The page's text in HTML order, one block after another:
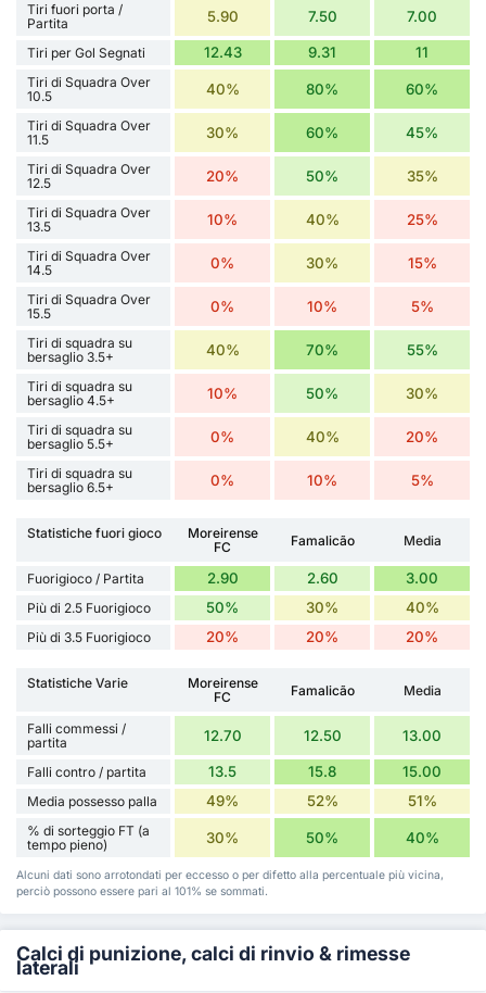
Tiri fuori porta /
Partita
5.90 7.50 7.00
Tiri per Gol Segnati 12.43 9.31 11
Tiri di Squadra Over
10.5
40% 80% 60%
Tiri di Squadra Over
11.5
30% 60% 45%
Tiri di Squadra Over
12.5
20% 50% 35%
Tiri di Squadra Over
13.5
10% 40% 25%
Tiri di Squadra Over
14.5
0% 30% 15%
Tiri di Squadra Over
15.5
0% 10% 5%
Tiri di squadra su
bersaglio 3.5+
40% 70% 55%
Tiri di squadra su
bersaglio 4.5+
10% 50% 30%
Tiri di squadra su
bersaglio 5.5+
0% 40% 20%
Tiri di squadra su
bersaglio 6.5+
0% 10% 5%
Statistiche fuori gioco
Moreirense
FC
Famalicão Media
Fuorigioco / Partita 2.90 2.60 3.00
Più di 2.5 Fuorigioco 50% 30% 40%
Più di 3.5 Fuorigioco 20% 20% 20%
Statistiche Varie
Moreirense
FC
Famalicão Media
Falli commessi /
partita
12.70 12.50 13.00
Falli contro / partita 13.5 15.8 15.00
Media possesso palla 49% 52% 51%
% di sorteggio FT (a
tempo pieno)
30% 50% 40%
Alcuni dati sono arrotondati per eccesso o per difetto alla percentuale più vicina,
perciò possono essere pari al 101% se sommati.
Calci di punizione, calci di rinvio & rimesse
laterali